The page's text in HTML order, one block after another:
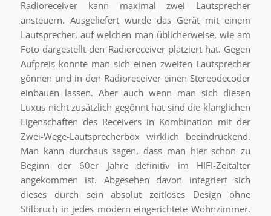
Radioreceiver kann maximal zwei Lautsprecher
ansteuern. Ausgeliefert wurde das Gerät mit einem
Lautsprecher, auf welchen man üblicherweise, wie am
Foto dargestellt den Radioreceiver platziert hat. Gegen
Aufpreis konnte man sich einen zweiten Lautsprecher
gönnen und in den Radioreceiver einen Stereodecoder
einbauen lassen. Aber auch wenn man sich diesen
Luxus nicht zusätzlich gegönnt hat sind die klanglichen
Eigenschaften des Receivers in Kombination mit der
Zwei-Wege-Lautsprecherbox wirklich beeindruckend.
Man kann durchaus sagen, dass man hier schon zu
Beginn der 60er Jahre definitiv im HIFI-Zeitalter
angekommen ist. Abgesehen davon integriert sich
dieses durch sein absolut zeitloses Design ohne
Stilbruch in jedes modern eingerichtete Wohnzimmer.